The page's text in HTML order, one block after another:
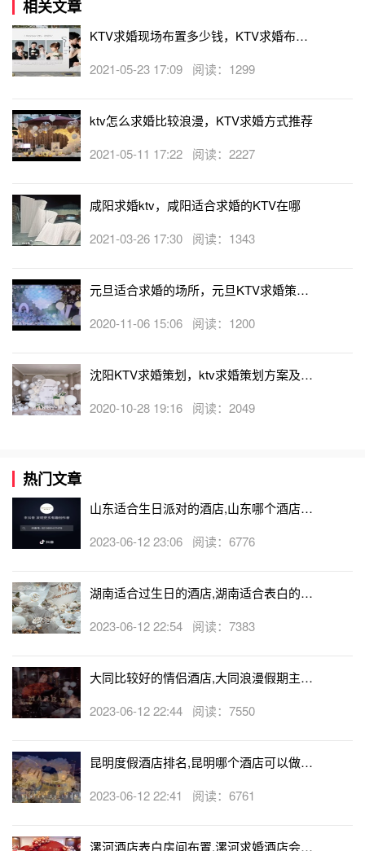
相关文章
KTV求婚现场布置多少钱，KTV求婚布置
2021-05-23 17:09 阅读：1299
ktv怎么求婚比较浪漫，KTV求婚方式推荐
2021-05-11 17:22 阅读：2227
咸阳求婚ktv，咸阳适合求婚的KTV在哪
2021-03-26 17:30 阅读：1343
元旦适合求婚的场所，元旦KTV求婚策划
2020-11-06 15:06 阅读：1200
沈阳KTV求婚策划，ktv求婚策划方案及流
2020-10-28 19:16 阅读：2049
热门文章
山东适合生日派对的酒店,山东哪个酒店有
2023-06-12 23:06 阅读：6776
湖南适合过生日的酒店,湖南适合表白的酒
2023-06-12 22:54 阅读：7383
大同比较好的情侣酒店,大同浪漫假期主题
2023-06-12 22:44 阅读：7550
昆明度假酒店排名,昆明哪个酒店可以做求
2023-06-12 22:41 阅读：6761
漯河酒店表白房间布置,漯河求婚酒店会帮